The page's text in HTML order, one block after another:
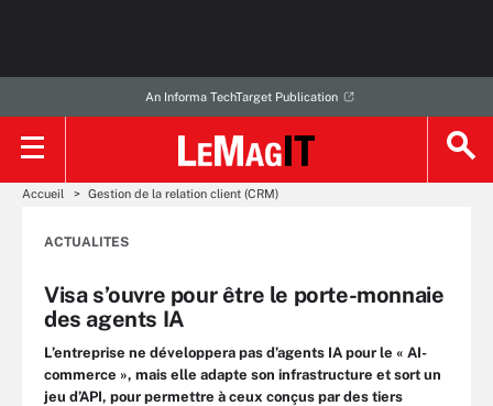
An Informa TechTarget Publication
Accueil Gestion de la relation client (CRM)
ACTUALITES
Visa s’ouvre pour être le porte-monnaie
des agents IA
L’entreprise ne développera pas d’agents IA pour le « AI-
commerce », mais elle adapte son infrastructure et sort un
jeu d’API, pour permettre à ceux conçus par des tiers